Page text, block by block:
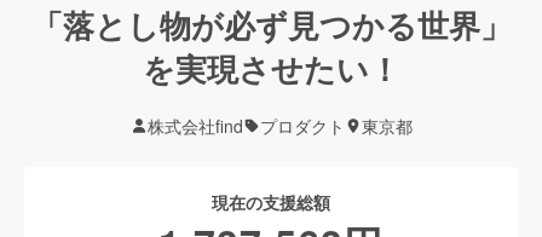
「落とし物が必ず見つかる世界」
を実現させたい！
株式会社find プロダクト 東京都
現在の支援総額